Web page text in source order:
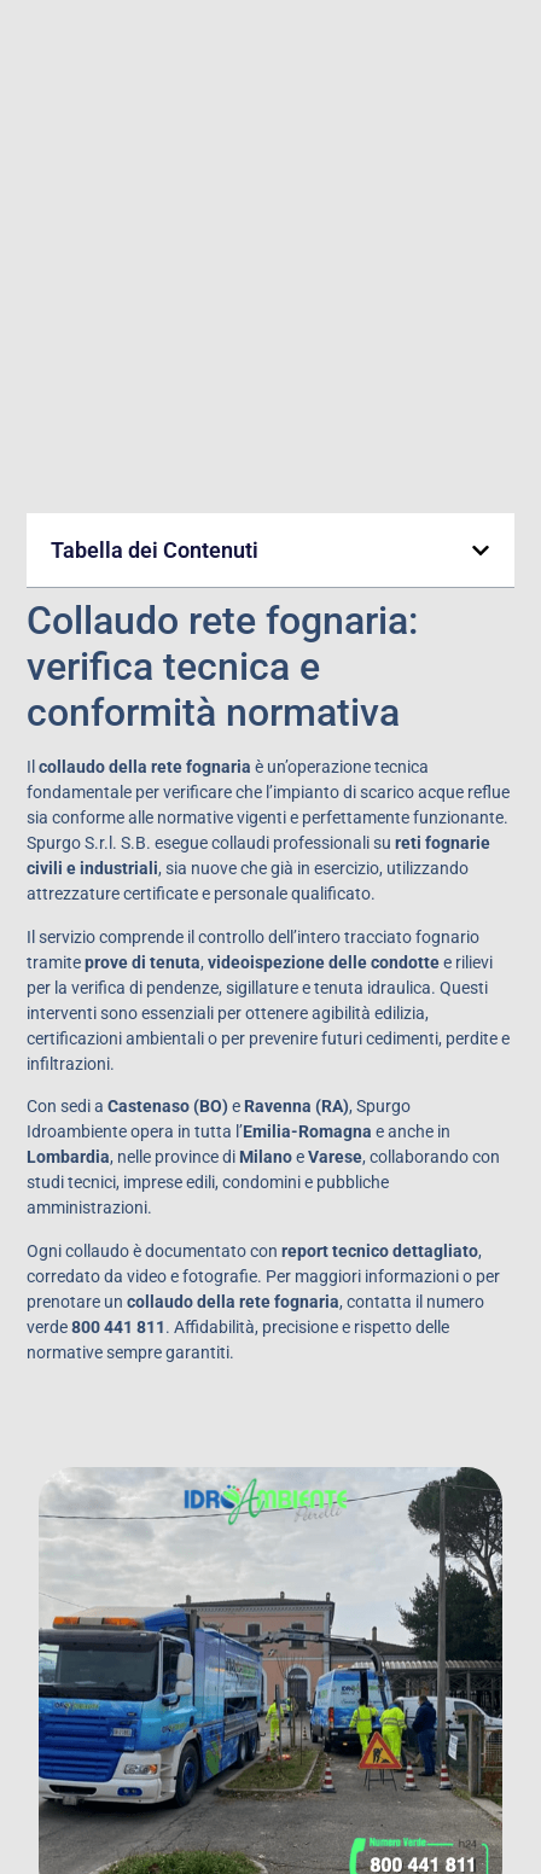
Tabella dei Contenuti
Collaudo rete fognaria:
verifica tecnica e
conformità normativa
Ilcollaudo della rete fognaria è un’operazione tecnica
fondamentale per verificare che l’impianto di scarico acque reflue
sia conforme alle normative vigenti e perfettamente funzionante.
Spurgo S.r.l. S.B. esegue collaudi professionali sureti fognarie
civili e industriali, sia nuove che già in esercizio, utilizzando
attrezzature certificate e personale qualificato.
Il servizio comprende il controllo dell’intero tracciato fognario
tramiteprove di tenuta,videoispezione delle condottee rilievi
per la verifica di pendenze, sigillature e tenuta idraulica. Questi
interventi sono essenziali per ottenere agibilità edilizia,
certificazioni ambientali o per prevenire futuri cedimenti, perdite e
infiltrazioni.
Con sedi aCastenaso (BO)e Ravenna (RA), Spurgo
Idroambiente opera in tutta l’Emilia-Romagna e anche in
Lombardia, nelle province di MilanoeVarese, collaborando con
studi tecnici, imprese edili, condomini e pubbliche
amministrazioni.
Ogni collaudo è documentato conreport tecnico dettagliato,
corredato da video e fotografie. Per maggiori informazioni o per
prenotare uncollaudo della rete fognaria, contatta il numero
verde800 441 811. Affidabilità, precisione e rispetto delle
normative sempre garantiti.